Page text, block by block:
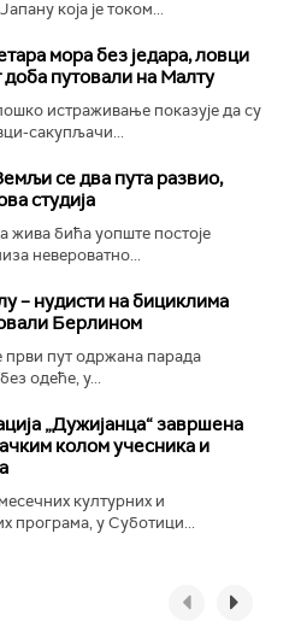
која је током...
мора без једара, ловци
доба путовали на Малту
истраживање показује да су
сакупљачи...
се два пута развио,
студија
жива бића уопште постоје
невероватно...
– нудисти на бициклима
Берлином
први пут одржана парада
одеће, у...
„Дужијанца“ завршена
колом учесника и
културних и
програма, у Суботици...